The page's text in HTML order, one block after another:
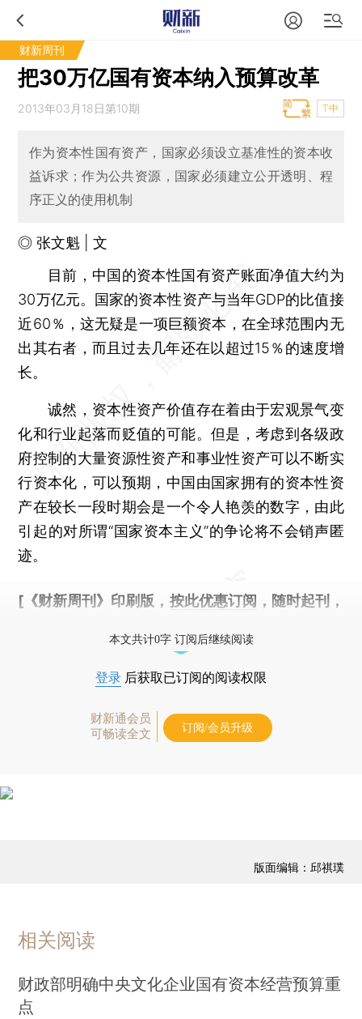
财新周刊
把30万亿国有资本纳入预算改革
2013年03月18日第10期 T中
作为资本性国有资产，国家必须设立基准性的资本收
益诉求；作为公共资源，国家必须建立公开透明、程
序正义的使用机制
◎ 张文魁 | 文
目前，中国的资本性国有资产账面净值大约为
30万亿元。国家的资本性资产与当年GDP的比值接
近60％，这无疑是一项巨额资本，在全球范围内无
出其右者，而且过去几年还在以超过15％的速度增
长。
诚然，资本性资产价值存在着由于宏观景气变
化和行业起落而贬值的可能。但是，考虑到各级政
府控制的大量资源性资产和事业性资产可以不断实
行资本化，可以预期，中国由国家拥有的资本性资
产在较长一段时期会是一个令人艳羡的数字，由此
引起的对所谓“国家资本主义”的争论将不会销声匿
迹。
[《财新周刊》印刷版， 按此优惠订阅 ，随时起刊，
本文共计0字 订阅后继续阅读
登录 后获取已订阅的阅读权限
财新通会员
可畅读全文
订阅/会员升级
版面编辑：邱祺璞
相关阅读
财政部明确中央文化企业国有资本经营预算重
点